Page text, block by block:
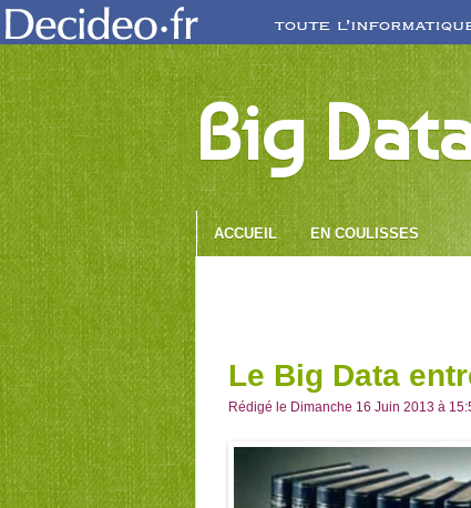
Big
ACCUEIL EN COULISSES
Le Big Data
Rédigé le Dimanche 16 Juin 2013 à